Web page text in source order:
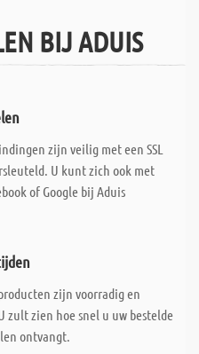
BIJ ADUIS
zijn veilig met een SSL
U kunt zich ook met
of Google bij Aduis
zijn voorradig en
zult zien hoe snel u uw bestelde
ontvangt.